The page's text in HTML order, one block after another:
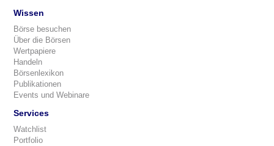
Wissen
Börse besuchen
Über die Börsen
Wertpapiere
Handeln
Börsenlexikon
Publikationen
Events und Webinare
Services
Watchlist
Portfolio